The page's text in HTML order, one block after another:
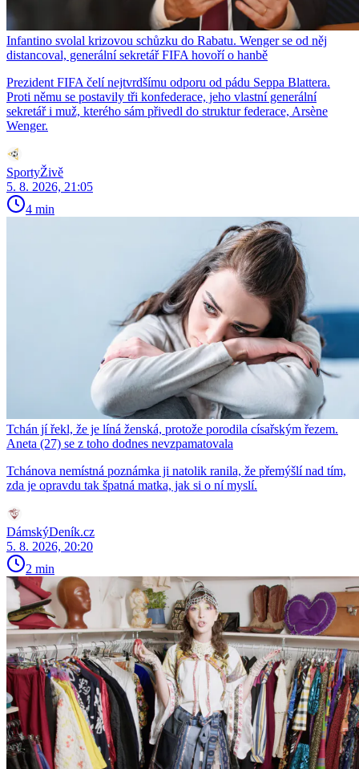
Infantino svolal krizovou schůzku do Rabatu. Wenger se od něj
distancoval, generální sekretář FIFA hovoří o hanbě
Prezident FIFA čelí nejtvrdšímu odporu od pádu Seppa Blattera.
Proti němu se postavily tři konfederace, jeho vlastní generální
sekretář i muž, kterého sám přivedl do struktur federace, Arsène
Wenger.
SportyŽivě
5. 8. 2026, 21:05
4 min
Tchán jí řekl, že je líná ženská, protože porodila císařským řezem.
Aneta (27) se z toho dodnes nevzpamatovala
Tchánova nemístná poznámka ji natolik ranila, že přemýšlí nad tím,
zda je opravdu tak špatná matka, jak si o ní myslí.
DámskýDeník.cz
5. 8. 2026, 20:20
2 min